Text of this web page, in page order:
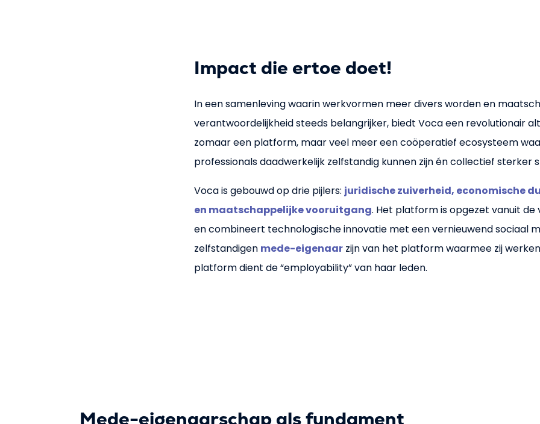
Impact die ertoe doet!
In een samenleving waarin werkvormen meer divers worden en
verantwoordelijkheid steeds belangrijker, biedt Voca een revolutionair
zomaar een platform, maar veel meer een coöperatief ecosysteem
professionals daadwerkelijk zelfstandig kunnen zijn én collectief sterker
Voca is gebouwd op drie pijlers: juridische zuiverheid, economische
en maatschappelijke vooruitgang. Het platform is opgezet vanuit de
en combineert technologische innovatie met een vernieuwend sociaal
zelfstandigen mede-eigenaar zijn van het platform waarmee zij
platform dient de “employability” van haar leden.
Mede-eigenaarschap als fundament